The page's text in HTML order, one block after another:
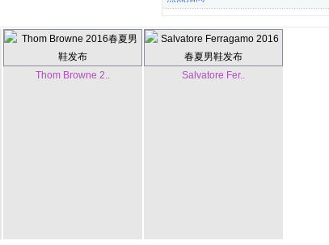
Thom Browne 2..
Salvatore Fer..